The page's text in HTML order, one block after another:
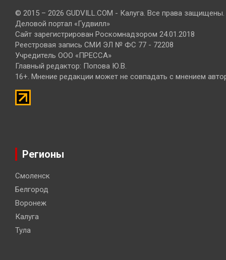
© 2015 – 2026 GUDVILL.COM - Калуга. Все права защищены.
Деловой портал «Гудвилл»
Сайт зарегистрирован Роскомнадзором 24.01.2018
Реестровая запись СМИ ЭЛ № ФС 77 - 72208
Учредитель ООО «ПРЕССА»
Главный редактор: Попова Ю.В.
16+. Мнение редакции может не совпадать с мнением
Регионы
Смоленск
Белгород
Воронеж
Калуга
Тула